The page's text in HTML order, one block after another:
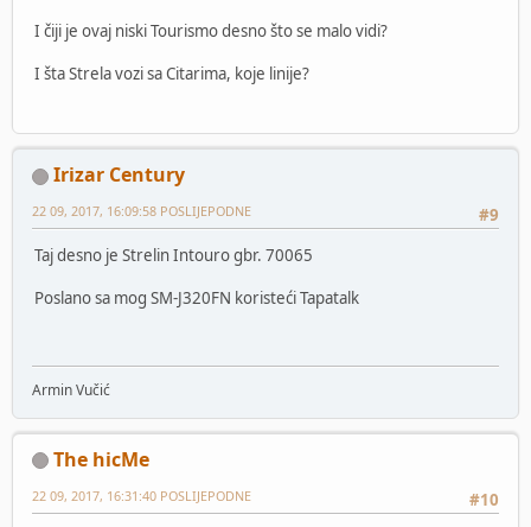
I čiji je ovaj niski Tourismo desno što se malo vidi?
I šta Strela vozi sa Citarima, koje linije?
Irizar Century
#9
22 09, 2017, 16:09:58 POSLIJEPODNE
Taj desno je Strelin Intouro gbr. 70065
Poslano sa mog SM-J320FN koristeći Tapatalk
Armin Vučić
The hicMe
#10
22 09, 2017, 16:31:40 POSLIJEPODNE